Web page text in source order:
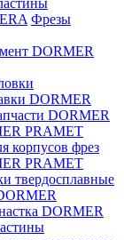
Фрезы
DORMER
DORMER
DORMER
PRAMET
корпусов фрез
PRAMET
твердосплавные
DORMER